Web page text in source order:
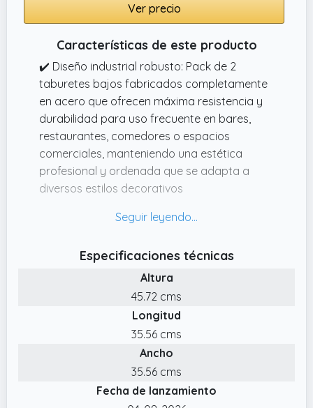
Ver precio
Características de este producto
✔️ Diseño industrial robusto: Pack de 2
taburetes bajos fabricados completamente
en acero que ofrecen máxima resistencia y
durabilidad para uso frecuente en bares,
restaurantes, comedores o espacios
comerciales, manteniendo una estética
profesional y ordenada que se adapta a
diversos estilos decorativos
acero metálico permite una limpieza rápida y
profesionales que requieren higiene
constante, asegurando que los taburetes
mantengan su aspecto impecable con
✔️ Versatilidad práctica: Solución funcional
pensada para cubrir necesidades puntuales
de asientos adicionales, estos taburetes son
fáciles de mover y reposicionar según las
necesidades del espacio, combinando
Especificaciones técnicas
Altura
45.72 cms
Longitud
35.56 cms
Ancho
35.56 cms
Fecha de lanzamiento